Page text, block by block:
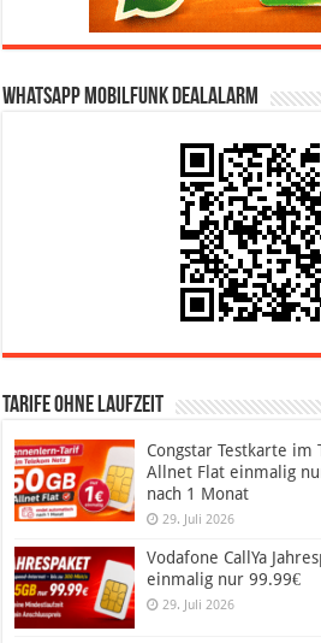
WhatsApp Mobilfunk DealAlarm
Tarife ohne Laufzeit
Congstar Testkarte im
Allnet Flat einmalig
nach 1 Monat
29. Juli 2026
Vodafone CallYa
einmalig nur 99.99€
29. Juli 2026